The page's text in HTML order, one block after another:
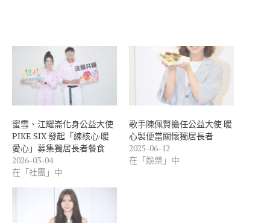
蜜雪、江耀崙化身公益大使
PIKE SIX 發起「練核心·暖
愛心」募集獨居長者餐食
2026-03-04
在「社團」中
歌手陳佩賢擔任公益大使 暖
心製便當關懷獨居長者
2025-06-12
在「娛樂」中